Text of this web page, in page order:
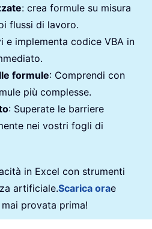
: crea formule su misura
flussi di lavoro.
e implementa codice VBA in
formule: Comprendi con
più complesse.
: Superate le barriere
nei vostri fogli di
in Excel con strumenti
artificiale.Scarica orae
provata prima!